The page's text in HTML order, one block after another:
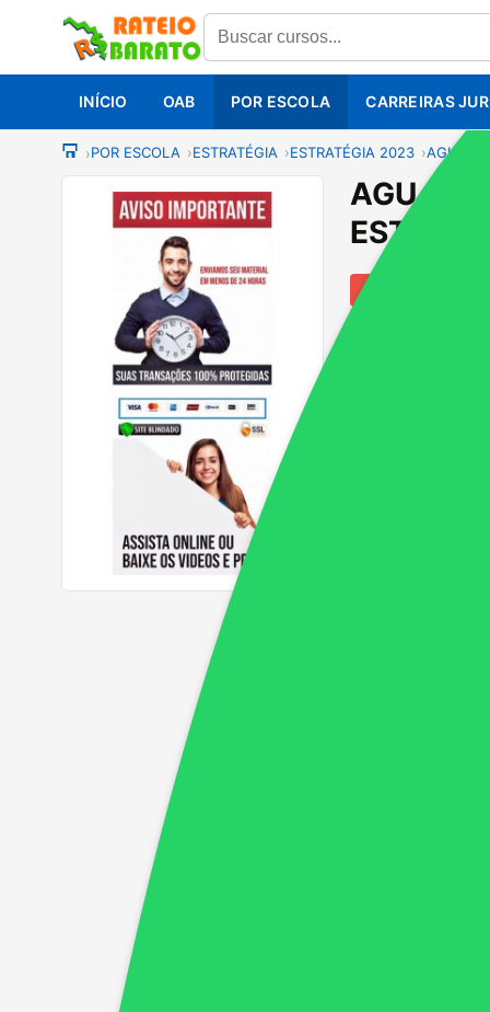
INÍCIO OAB POR ESCOLA CARREIRAS
POR ESCOLA ESTRATÉGIA ESTRATÉGIA 2023 AGU -
AGU -
- 58%